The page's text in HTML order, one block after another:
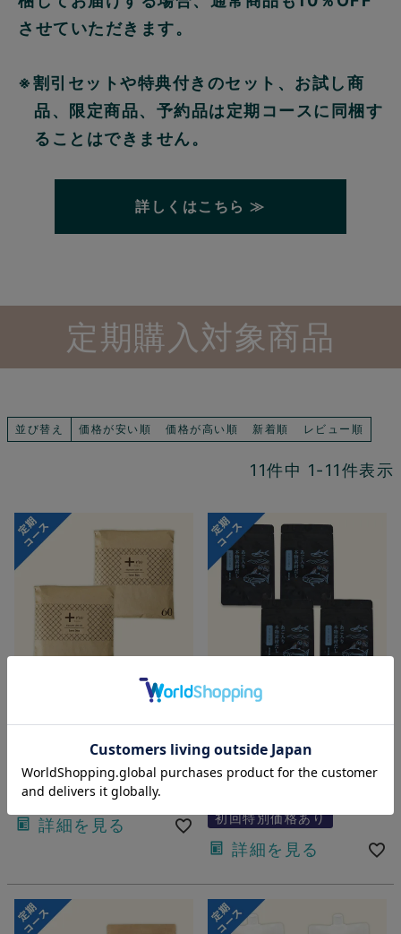
させていただきます。
※割引セットや特典付きのセット、お試し商
品、限定商品、予約品は定期コースに同梱す
ることはできません。
詳しくはこちら ≫
定期購入対象商品
並び替え 価格が安い順 価格が高い順 新着順 レビュー順
11件中 1-11件表示
無料】使い捨て布ナプキ
ン プラスル（60枚入）2
パックコース
¥4,554
詳細を見る
◆【定期購入初回30％OFF
／2回目以降20％OFF・送
料無料】あご入り本物素材
だし(まるごと粉末)4パック
¥3,456
初回特別価格あり
詳細を見る